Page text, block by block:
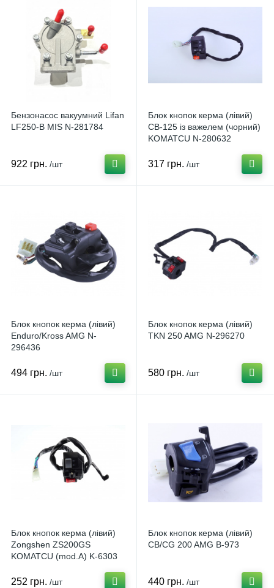
Бензонасос вакуумний Lifan
LF250-В MIS N-281784
922 грн. /шт
Блок кнопок керма (лівий)
CB-125 із важелем (чорний)
KOMATCU N-280632
317 грн. /шт
Блок кнопок керма (лівий)
Enduro/Kross AMG N-
296436
494 грн. /шт
Блок кнопок керма (лівий)
TKN 250 AMG N-296270
580 грн. /шт
Блок кнопок керма (лівий)
Zongshen ZS200GS
KOMATCU (mod.A) K-6303
252 грн. /шт
Блок кнопок керма (лівий)
СВ/CG 200 AMG B-973
440 грн. /шт